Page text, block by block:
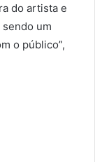
do artista e
um
o público”,